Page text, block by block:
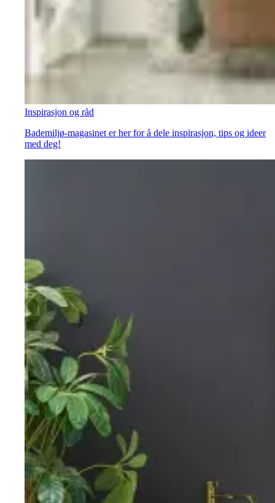
Inspirasjon og råd
Bademiljø-magasinet er her for å dele inspirasjon, tips og ideer
med deg!